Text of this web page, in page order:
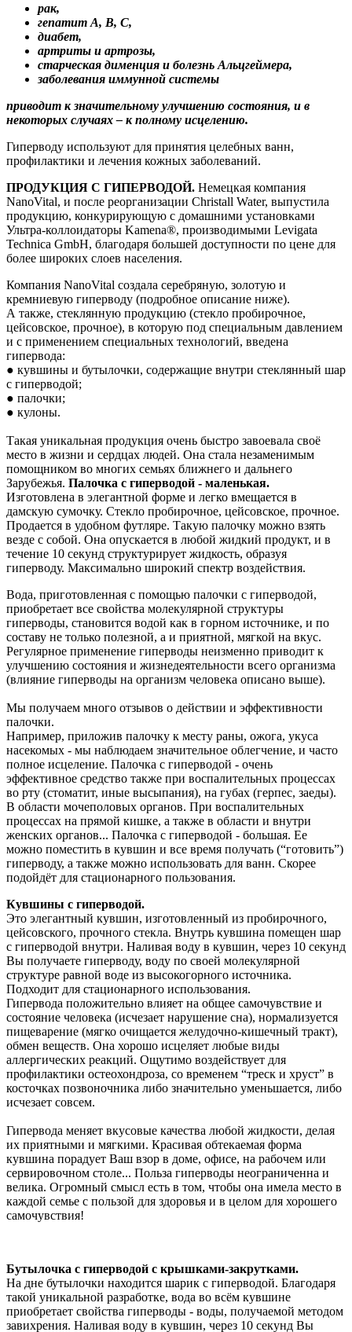
рак,
гепатит А, В, С,
диабет,
артриты и артрозы,
старческая дименция и болезнь Альцгеймера,
заболевания иммунной системы
приводит к значительному улучшению состояния, и в
некоторых случаях – к полному исцелению.
Гиперводу используют для принятия целебных ванн,
профилактики и лечения кожных заболеваний.
ПРОДУКЦИЯ С ГИПЕРВОДОЙ. Немецкая компания
NanoVital, и после реорганизации Christall Water, выпустила
продукцию, конкурирующую с домашними установками
Ультра-коллоидаторы Kamena®, производимыми Levigata
Technica GmbH, благодаря большей доступности по цене для
более широких слоев населения.
Компания NanoVital создала серебряную, золотую и
кремниевую гиперводу (подробное описание ниже).
А также, стеклянную продукцию (стекло пробирочное,
цейсовское, прочное), в которую под специальным давлением
и с применением специальных технологий, введена
гипервода:
● кувшины и бутылочки, содержащие внутри стеклянный шар
с гиперводой;
● палочки;
● кулоны.
Такая уникальная продукция очень быстро завоевала своё
место в жизни и сердцах людей. Она стала незаменимым
помощником во многих семьях ближнего и дальнего
Зарубежья. Палочка с гиперводой - маленькая.
Изготовлена в элегантной форме и легко вмещается в
дамскую сумочку. Стекло пробирочное, цейсовское, прочное.
Продается в удобном футляре. Такую палочку можно взять
везде с собой. Она опускается в любой жидкий продукт, и в
течение 10 секунд структурирует жидкость, образуя
гиперводу. Максимально широкий спектр воздействия.
Вода, приготовленная с помощью палочки с гиперводой,
приобретает все свойства молекулярной структуры
гиперводы, становится водой как в горном источнике, и по
составу не только полезной, а и приятной, мягкой на вкус.
Регулярное применение гиперводы неизменно приводит к
улучшению состояния и жизнедеятельности всего организма
(влияние гиперводы на организм человека описано выше).
Мы получаем много отзывов о действии и эффективности
палочки.
Например, приложив палочку к месту раны, ожога, укуса
насекомых - мы наблюдаем значительное облегчение, и часто
полное исцеление. Палочка с гиперводой - очень
эффективное средство также при воспалительных процессах
во рту (стоматит, иные высыпания), на губах (герпес, заеды).
В области мочеполовых органов. При воспалительных
процессах на прямой кишке, а также в области и внутри
женских органов... Палочка с гиперводой - большая. Ее
можно поместить в кувшин и все время получать (“готовить”)
гиперводу, а также можно использовать для ванн. Скорее
подойдёт для стационарного пользования.
Кувшины с гиперводой.
Это элегантный кувшин, изготовленный из пробирочного,
цейсовского, прочного стекла. Внутрь кувшина помещен шар
с гиперводой внутри. Наливая воду в кувшин, через 10 секунд
Вы получаете гиперводу, воду по своей молекулярной
структуре равной воде из высокогорного источника.
Подходит для стационарного использования.
Гипервода положительно влияет на общее самочувствие и
состояние человека (исчезает нарушение сна), нормализуется
пищеварение (мягко очищается желудочно-кишечный тракт),
обмен веществ. Она хорошо исцеляет любые виды
аллергических реакций. Ощутимо воздействует для
профилактики остеохондроза, со временем “треск и хруст” в
косточках позвоночника либо значительно уменьшается, либо
исчезает совсем.
Гипервода меняет вкусовые качества любой жидкости, делая
их приятными и мягкими. Красивая обтекаемая форма
кувшина порадует Ваш взор в доме, офисе, на рабочем или
сервировочном столе... Польза гиперводы неограниченна и
велика. Огромный смысл есть в том, чтобы она имела место в
каждой семье с пользой для здоровья и в целом для хорошего
самочувствия!
Бутылочка с гиперводой с крышками-закрутками.
На дне бутылочки находится шарик с гиперводой. Благодаря
такой уникальной разработке, вода во всём кувшине
приобретает свойства гиперводы - воды, получаемой методом
завихрения. Наливая воду в кувшин, через 10 секунд Вы